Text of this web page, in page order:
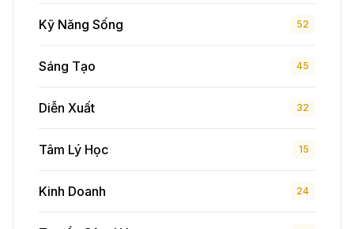
Kỹ Năng Sống 52
Sáng Tạo 45
Diễn Xuất 32
Tâm Lý Học 15
Kinh Doanh 24